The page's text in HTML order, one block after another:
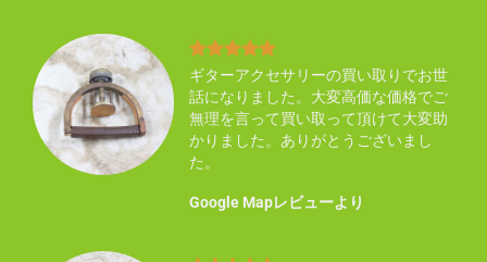
ギターアクセサリーの買い取りでお世
話になりました。大変高価な価格でご
無理を言って買い取って頂けて大変助
かりました。ありがとうございまし
た。
Google Mapレビューより